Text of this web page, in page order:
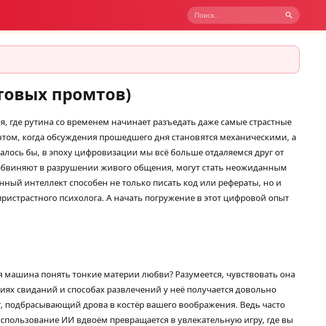
промтов)
рутина со временем начинает разъедать даже самые страстные
когда обсуждения прошедшего дня становятся механическими, а
бы, в эпоху цифровизации мы всё больше отдаляемся друг от
в разрушении живого общения, могут стать неожиданным
интеллект способен не только писать код или рефераты, но и
психолога. А начать погружение в этот цифровой опыт
понять тонкие материи любви? Разумеется, чувствовать она
свиданий и способах развлечений у неё получается довольно
подбрасывающий дрова в костёр вашего воображения. Ведь часто
ИИ вдвоём превращается в увлекательную игру, где вы